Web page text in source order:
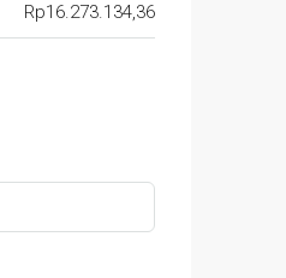
Rp16.273.134,36